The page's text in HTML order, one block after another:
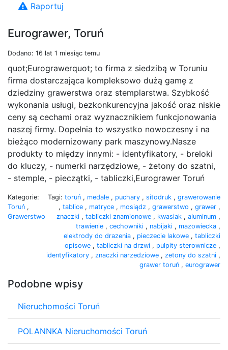
Eurograwer, Toruń
Dodano: 16 lat 1 miesiąc temu
quot;Eurograwerquot; to firma z siedzibą w Toruniu
firma dostarczająca kompleksowo dużą gamę z
dziedziny grawerstwa oraz stemplarstwa. Szybkość
wykonania usługi, bezkonkurencyjna jakość oraz niskie
ceny są cechami oraz wyznacznikiem funkcjonowania
naszej firmy. Dopełnia to wszystko nowoczesny i na
bieżąco modernizowany park maszynowy.Nasze
produkty to między innymi: - identyfikatory, - breloki
do kluczy, - numerki narzędziowe, - żetony do szatni,
- stemple, - pieczątki, - tabliczki,Eurograwer Toruń
Kategorie:
Toruń ,
Grawerstwo
Tagi: toruń , medale , puchary , sitodruk , grawerowanie
, tablice , matryce , mosiądz , grawerstwo , grawer ,
znaczki , tabliczki znamionowe , kwasiak , aluminum ,
trawienie , cechowniki , nabijaki , mazowiecka ,
elektrody do drazenia , pieczecie lakowe , tabliczki
opisowe , tabliczki na drzwi , pulpity sterownicze ,
identyfikatory , znaczki narzedziowe , zetony do szatni ,
grawer toruń , eurograwer
Podobne wpisy
Nieruchomości Toruń
POLANNKA Nieruchomości Toruń
Raportuj